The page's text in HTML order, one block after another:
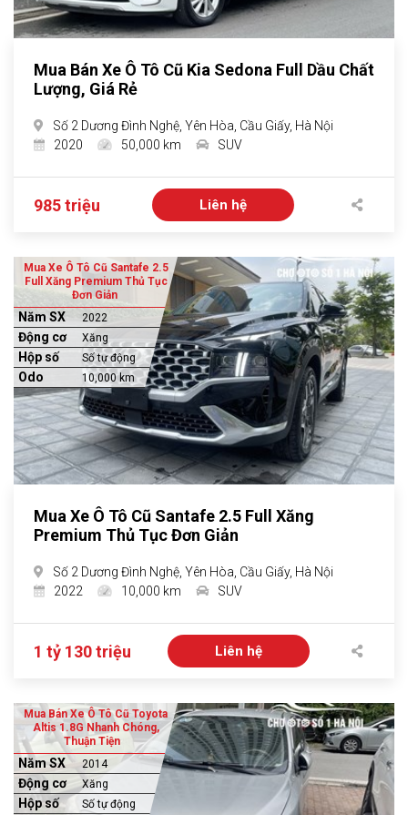
Mua Bán Xe Ô Tô Cũ Kia Sedona Full Dầu Chất
Lượng, Giá Rẻ
Số 2 Dương Đình Nghệ, Yên Hòa, Cầu Giấy, Hà Nội
2020
50,000 km SUV
985 triệu Liên hệ
Mua Xe Ô Tô Cũ Santafe 2.5
Full Xăng Premium Thủ Tục
Đơn Giản
Năm SX 2022
Động cơ Xăng
Hộp số Số tự động
Odo 10,000 km
Mua Xe Ô Tô Cũ Santafe 2.5 Full Xăng
Premium Thủ Tục Đơn Giản
Số 2 Dương Đình Nghệ, Yên Hòa, Cầu Giấy, Hà Nội
2022
10,000 km SUV
1 tỷ 130 triệu Liên hệ
Mua Bán Xe Ô Tô Cũ Toyota
Altis 1.8G Nhanh Chóng,
Thuận Tiện
Năm SX 2014
Động cơ Xăng
Hộp số Số tự động